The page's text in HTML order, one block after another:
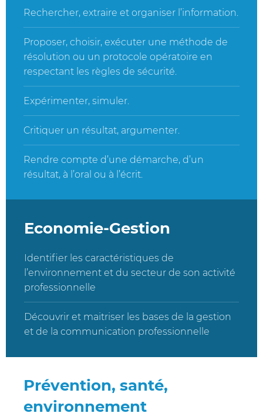
Rechercher, extraire et organiser l’information.
Proposer, choisir, exécuter une méthode de
résolution ou un protocole opératoire en
respectant les règles de sécurité.
Expérimenter, simuler.
Critiquer un résultat, argumenter.
Rendre compte d’une démarche, d’un
résultat, à l’oral ou à l’écrit.
Economie-Gestion
Identifier les caractéristiques de
l’environnement et du secteur de son activité
professionnelle
Découvrir et maitriser les bases de la gestion
et de la communication professionnelle
Prévention, santé,
environnement